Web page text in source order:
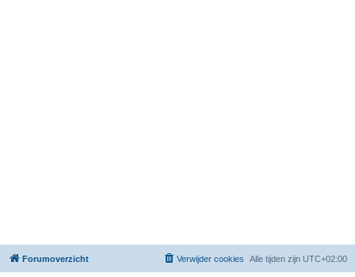
Forumoverzicht Alle tijden zijn UTC+02:00
Verwijder cookies